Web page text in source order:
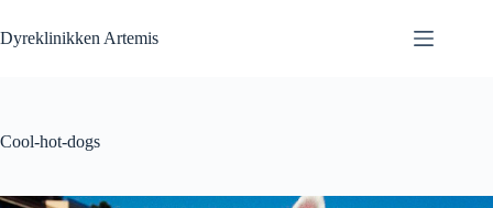
til
indhold
Dyreklinikken Artemis
Cool-hot-dogs